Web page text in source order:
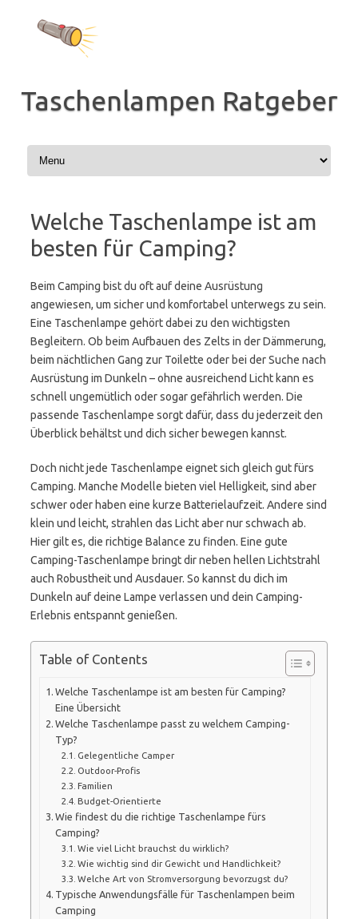
springen
Taschenlampen Ratgeber
Welche Taschenlampe ist am
besten für Camping?
Beim Camping bist du oft auf deine Ausrüstung
angewiesen, um sicher und komfortabel unterwegs zu sein.
Eine Taschenlampe gehört dabei zu den wichtigsten
Begleitern. Ob beim Aufbauen des Zelts in der Dämmerung,
beim nächtlichen Gang zur Toilette oder bei der Suche nach
Ausrüstung im Dunkeln – ohne ausreichend Licht kann es
schnell ungemütlich oder sogar gefährlich werden. Die
passende Taschenlampe sorgt dafür, dass du jederzeit den
Überblick behältst und dich sicher bewegen kannst.
Doch nicht jede Taschenlampe eignet sich gleich gut fürs
Camping. Manche Modelle bieten viel Helligkeit, sind aber
schwer oder haben eine kurze Batterielaufzeit. Andere sind
klein und leicht, strahlen das Licht aber nur schwach ab.
Hier gilt es, die richtige Balance zu finden. Eine gute
Camping-Taschenlampe bringt dir neben hellen Lichtstrahl
auch Robustheit und Ausdauer. So kannst du dich im
Dunkeln auf deine Lampe verlassen und dein Camping-
Erlebnis entspannt genießen.
Table of Contents
Welche Taschenlampe ist am besten für Camping?
Eine Übersicht
Welche Taschenlampe passt zu welchem Camping-
Typ?
Gelegentliche Camper
Outdoor-Profis
Familien
Budget-Orientierte
Wie findest du die richtige Taschenlampe fürs
Camping?
Wie viel Licht brauchst du wirklich?
Wie wichtig sind dir Gewicht und Handlichkeit?
Welche Art von Stromversorgung bevorzugst du?
Typische Anwendungsfälle für Taschenlampen beim
Camping